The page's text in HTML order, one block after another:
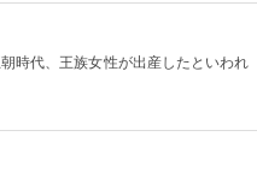
時代、王族女性が出産したといわれ